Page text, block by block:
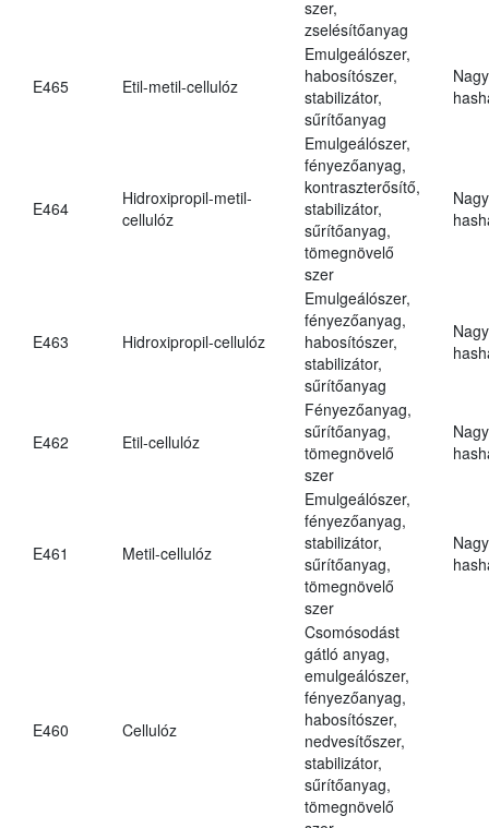
szer,
zselésítőanyag
E465 Etil-metil-cellulóz
Emulgeálószer,
habosítószer,
stabilizátor,
sűrítőanyag
E464
Hidroxipropil-metil-
cellulóz
Emulgeálószer,
fényezőanyag,
kontraszterősítő,
stabilizátor,
sűrítőanyag,
tömegnövelő
szer
E463 Hidroxipropil-cellulóz
Emulgeálószer,
fényezőanyag,
habosítószer,
stabilizátor,
sűrítőanyag
E462 Etil-cellulóz
Fényezőanyag,
sűrítőanyag,
tömegnövelő
szer
E461 Metil-cellulóz
Emulgeálószer,
fényezőanyag,
stabilizátor,
sűrítőanyag,
tömegnövelő
szer
E460 Cellulóz
Csomósodást
gátló anyag,
emulgeálószer,
fényezőanyag,
habosítószer,
nedvesítőszer,
stabilizátor,
sűrítőanyag,
tömegnövelő